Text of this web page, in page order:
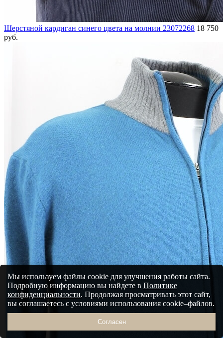
Шерстяной кардиган синего цвета на молнии 23072268 18 750
руб.
Мы используем файлы cookie для улучшения работы сайта.
Подробную информацию вы найдете в Политике
конфиденциальности. Продолжая просматривать этот сайт,
вы соглашаетесь с условиями использования cookie–файлов.
Согласен